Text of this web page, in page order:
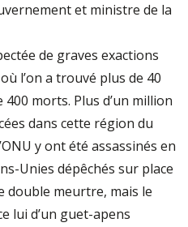
et ministre de la
de graves exactions
l’on a trouvé plus de 40
morts. Plus d’un million
dans cette région du
y ont été assassinés en
­Unies dépêchés sur place
double meurtre, mais le
lui d’un guet­-apens